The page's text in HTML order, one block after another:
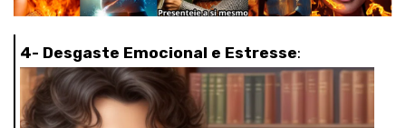
4- Desgaste Emocional e Estresse: